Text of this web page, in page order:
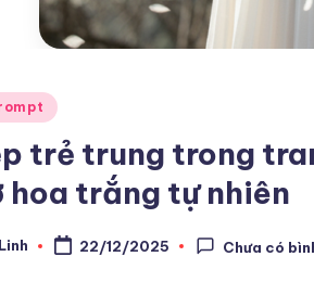
trẻ trung trong
hoa trắng tự nhiên
22/12/2025 Chưa có